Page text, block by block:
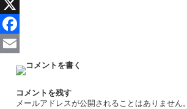
X
Facebook
コメントを残す
メールアドレスが公開されることはありません。